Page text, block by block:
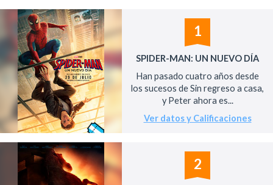
1
SPIDER-MAN: UN NUEVO DÍA
Han pasado cuatro años desde
los sucesos de Sin regreso a casa,
y Peter ahora es...
Ver datos y Calificaciones
2